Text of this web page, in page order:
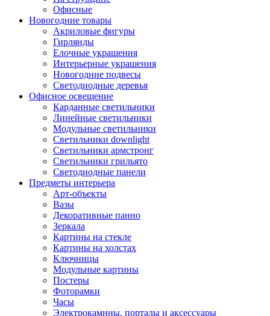
Офисные
Новогодние товары
Акриловые фигуры
Гирлянды
Елочные украшения
Интерьерные украшения
Новогодние подвесы
Светодиодные деревья
Офисное освещение
Карданные светильники
Линейные светильники
Модульные светильники
Светильники downlight
Светильники армстронг
Светильники грильято
Светодиодные панели
Предметы интерьера
Арт-объекты
Вазы
Декоративные панно
Зеркала
Картины на стекле
Картины на холстах
Ключницы
Модульные картины
Постеры
Фоторамки
Часы
Электрокамины, порталы и аксессуары